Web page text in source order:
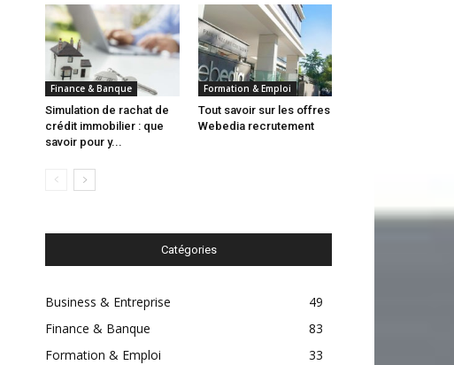
Finance & Banque
Simulation de rachat de
crédit immobilier : que
savoir pour y...
Formation & Emploi
Tout savoir sur les offres
Webedia recrutement
Catégories
Business & Entreprise
49
Finance & Banque
83
Formation & Emploi
33